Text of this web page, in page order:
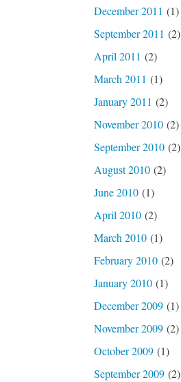
December 2011 (1)
September 2011 (2)
April 2011 (2)
March 2011 (1)
January 2011 (2)
November 2010(2)
September 2010(2)
August 2010(2)
June 2010(1)
April 2010(2)
March 2010(1)
February 2010(2)
January 2010(1)
December 2009(1)
November 2009(2)
October 2009(1)
September 2009(2)